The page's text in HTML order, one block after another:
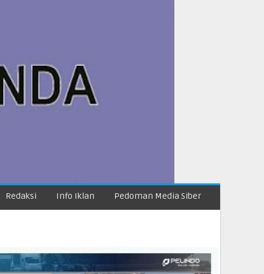
Redaksi Info Iklan Pedoman Media Siber